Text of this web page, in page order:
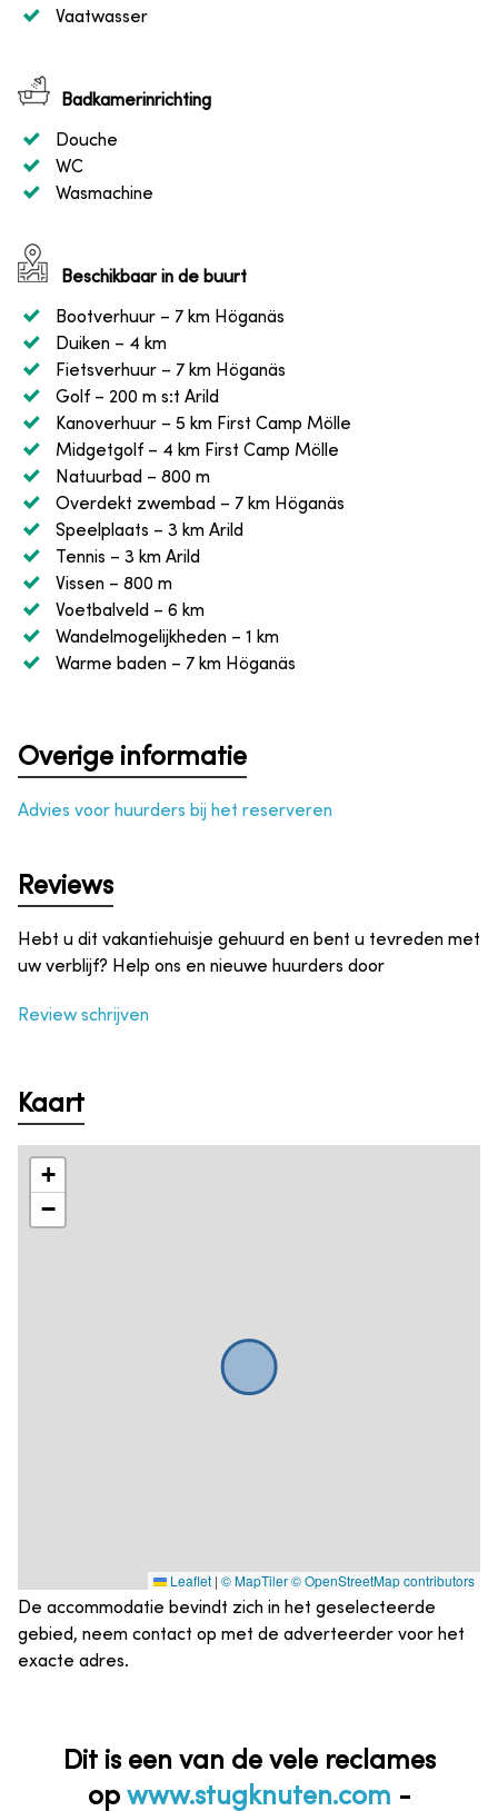
Vaatwasser
Badkamerinrichting
Douche
WC
Wasmachine
Beschikbaar in de buurt
Bootverhuur – 7 km Höganäs
Duiken – 4 km
Fietsverhuur – 7 km Höganäs
Golf – 200 m s:t Arild
Kanoverhuur – 5 km First Camp Mölle
Midgetgolf – 4 km First Camp Mölle
Natuurbad – 800 m
Overdekt zwembad – 7 km Höganäs
Speelplaats – 3 km Arild
Tennis – 3 km Arild
Vissen – 800 m
Voetbalveld – 6 km
Wandelmogelijkheden – 1 km
Warme baden – 7 km Höganäs
Overige informatie
Advies voor huurders bij het reserveren
Reviews
Hebt u dit vakantiehuisje gehuurd en bent u tevreden met
uw verblijf? Help ons en nieuwe huurders door
Review schrijven
Kaart
+
−
Leaflet | © MapTiler© OpenStreetMap contributors
De accommodatie bevindt zich in het geselecteerde
gebied, neem contact op met de adverteerder voor het
exacte adres.
Dit is een van de vele reclames
op www.stugknuten.com -